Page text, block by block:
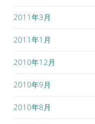
2011年3月
2011年1月
2010年12月
2010年9月
2010年8月